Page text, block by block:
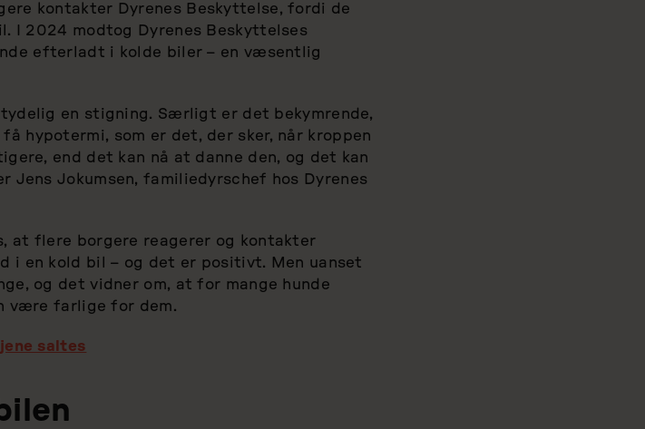
kontakter Dyrenes Beskyttelse, fordi de
I 2024 modtog Dyrenes Beskyttelses
efterladt i kolde biler – en væsentlig
en stigning. Særligt er det bekymrende,
hypotermi, som er det, der sker, når kroppen
end det kan nå at danne den, og det kan
Jokumsen, familiedyrschef hos Dyrenes
at flere borgere reagerer og kontakter
i en kold bil – og det er positivt. Men uanset
og det vidner om, at for mange hunde
være farlige for dem.
saltes